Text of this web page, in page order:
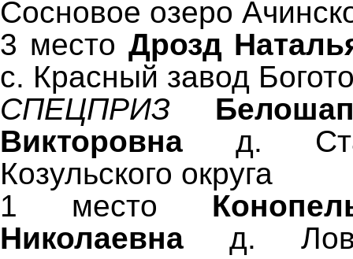
Сосновое озеро
3 место Дрозд
с. Красный завод
СПЕЦПРИЗ
Викторовна д.
Козульского округа
1 место
Николаевна д.